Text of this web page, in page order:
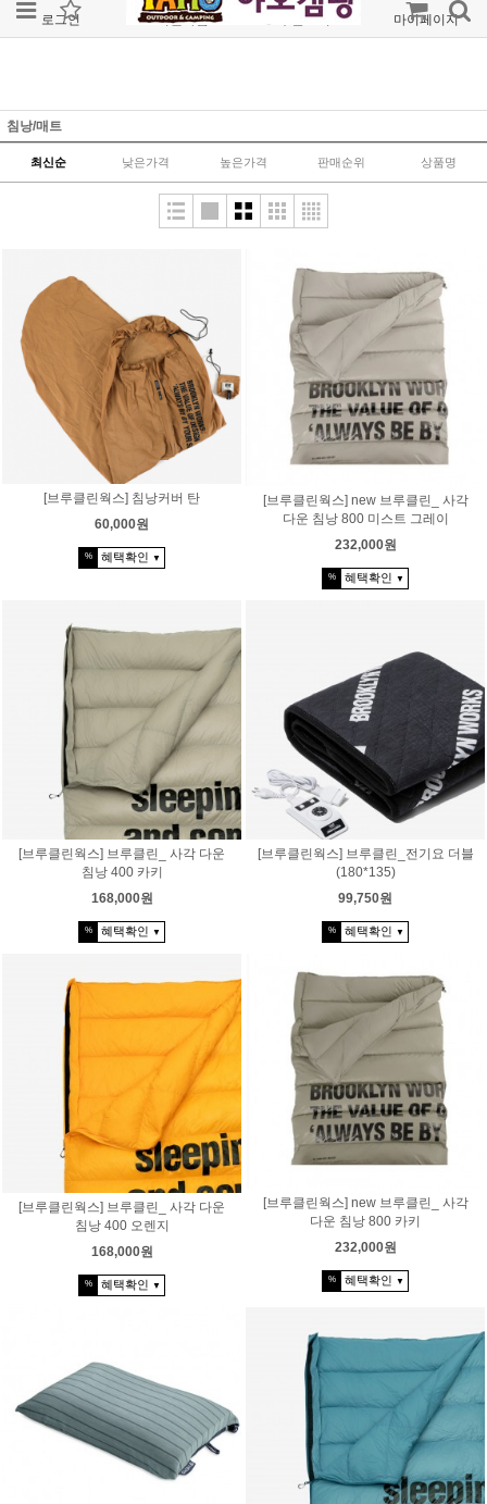
로그인 회원가입 주문조회 마이페이지
침낭/매트
최신순 낮은가격 높은가격 판매순위 상품명
[브루클린웍스] 침낭커버 탄
60,000원
% 혜택확인 ▼
[브루클린웍스] new 브루클린_ 사각
다운 침낭 800 미스트 그레이
232,000원
% 혜택확인 ▼
[브루클린웍스] 브루클린_ 사각 다운
침낭 400 카키
168,000원
% 혜택확인 ▼
[브루클린웍스] 브루클린_전기요 더블
(180*135)
99,750원
% 혜택확인 ▼
[브루클린웍스] 브루클린_ 사각 다운
침낭 400 오렌지
168,000원
% 혜택확인 ▼
[브루클린웍스] new 브루클린_ 사각
다운 침낭 800 카키
232,000원
% 혜택확인 ▼